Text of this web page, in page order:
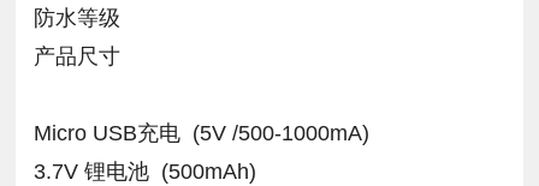
防水等级
产品尺寸
Micro USB充电 (5V /500-1000mA)
3.7V 锂电池 (500mAh)